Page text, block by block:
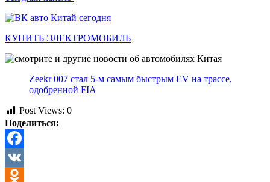
КУПИТЬ ЭЛЕКТРОМОБИЛЬ
Zeekr 007 стал 5-м самым быстрым EV на трассе,
одобренной FIA
Post Views: 0
Поделиться:
Facebook
VK